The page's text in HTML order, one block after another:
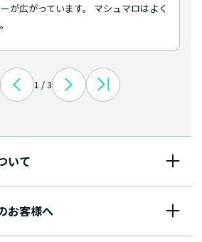
が広がっています。 マシュマロはよく
1 / 3
いて
お客様へ